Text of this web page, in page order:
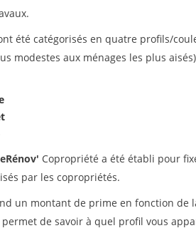
été catégorisés en quatre profils/
modestes aux ménages les plus
Copropriété a été établi pour
par les copropriétés.
un montant de prime en fonction de
de savoir à quel profil vous